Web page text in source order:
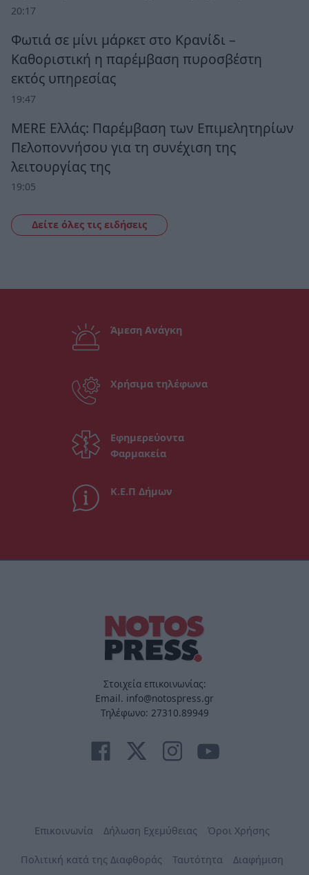
20:17
Φωτιά σε μίνι μάρκετ στο Κρανίδι –
Καθοριστική η παρέμβαση πυροσβέστη
εκτός υπηρεσίας
19:47
MERE Ελλάς: Παρέμβαση των Επιμελητηρίων
Πελοποννήσου για τη συνέχιση της
λειτουργίας της
19:05
Δείτε όλες τις ειδήσεις
Άμεση Ανάγκη
Χρήσιμα τηλέφωνα
Εφημερεύοντα
Φαρμακεία
Κ.Ε.Π Δήμων
Στοιχεία επικοινωνίας:
Email. info@notospress.gr
Τηλέφωνο: 27310.89949
Επικοινωνία Δήλωση Εχεμύθειας Όροι Χρήσης
Πολιτική κατά της Διαφθοράς Ταυτότητα Διαφήμιση